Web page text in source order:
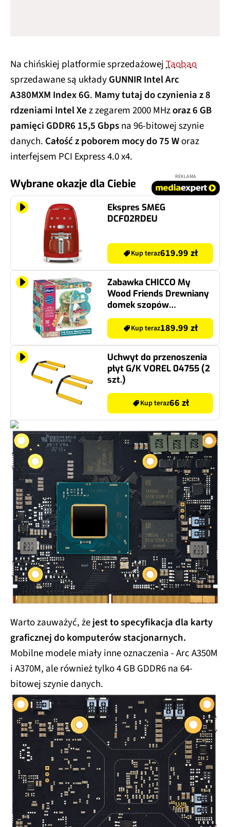
Na chińskiej platformie sprzedażowejTaobao
sprzedawane są układyGUNNIR Intel Arc
A380MXM Index 6G. Mamy tutaj do czynienia z 8
rdzeniami Intel Xez zegarem 2000 MHzoraz 6 GB
pamięci GDDR6 15,5 Gbpsna 96-bitowej szynie
danych. Całość z poborem mocy do 75 Woraz
interfejsem PCI Express 4.0 x4.
Wybrane okazje dla Ciebie
REKLAMA
Ekspres SMEG
DCF02RDEU
Kup teraz619.99 zł
Zabawka CHICCO My
Wood Friends Drewniany
domek szopów
00012181000000
Kup teraz189.99 zł
Uchwyt do przenoszenia
płyt G/K VOREL 04755 (2
szt.)
Kup teraz66 zł
Warto zauważyć, żejest to specyfikacja dla karty
graficznej do komputerów stacjonarnych.
Mobilne modele miały inne oznaczenia - Arc A350M
i A370M, ale również tylko 4 GB GDDR6 na 64-
bitowej szynie danych.